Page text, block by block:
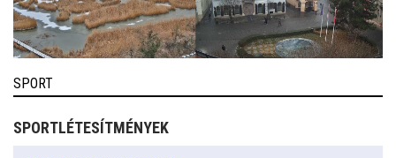
SPORT
SPORTLÉTESÍTMÉNYEK